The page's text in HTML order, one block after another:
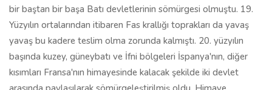
bir baştan bir başa Batı devletlerinin sömürgesi olmuştu. 19.
Yüzyılın ortalarından itibaren Fas krallığı toprakları da yavaş
yavaş bu kadere teslim olma zorunda kalmıştı. 20. yüzyılın
başında kuzey, güneybatı ve İfni bölgeleri İspanya'nın, diğer
kısımları Fransa'nın himayesinde kalacak şekilde iki devlet